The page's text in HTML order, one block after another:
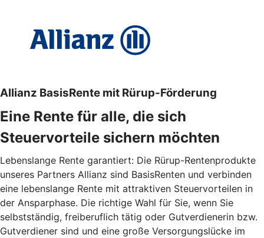
Allianz BasisRente mit Rürup-Förderung
Eine Rente für alle, die sich
Steuervorteile sichern möchten
Lebenslange Rente garantiert: Die Rürup-Rentenprodukte
unseres Partners Allianz sind BasisRenten und verbinden
eine lebenslange Rente mit attraktiven Steuervorteilen in
der Ansparphase. Die richtige Wahl für Sie, wenn Sie
selbstständig, freiberuflich tätig oder Gutverdienerin bzw.
Gutverdiener sind und eine große Versorgungslücke im